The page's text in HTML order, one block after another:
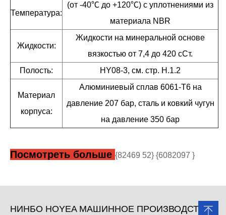
Температура:
(от -40℃ до +120℃) с уплотнениями из
материала NBR
Жидкости:
Жидкости на минеральной основе
вязкостью от 7,4 до 420 сСт.
Полость:
HY08-3, см. стр. H.1.2
Материал
корпуса:
Алюминиевый сплав 6061-T6 на
давление 207 бар, сталь и ковкий чугун
на давление 350 бар
Посмотреть больше {82469 52} {6082097 }
НИНБО HOYEA МАШИННОЕ ПРОИЗВОДСТВО,